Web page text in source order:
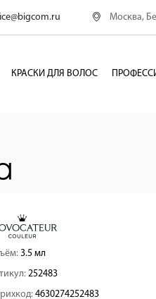
Москва,
КРАСКИ ДЛЯ ВОЛОС
3.5 мл
252483
4630274252483